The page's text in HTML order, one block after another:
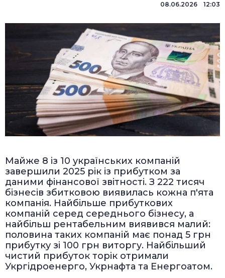
08.06.2026 12:03
Майже 8 із 10 українських компаній
завершили 2025 рік із прибутком за
даними фінансової звітності. З 222 тисяч
бізнесів збитковою виявилась кожна п'ята
компанія. Найбільше прибуткових
компаній серед середнього бізнесу, а
найбільш рентабельним виявився малий:
половина таких компаній має понад 5 грн
прибутку зі 100 грн виторгу. Найбільший
чистий прибуток торік отримали
Укргідроенерго, Укрнафта та Енергоатом.